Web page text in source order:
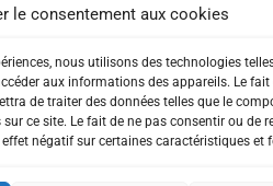
le consentement aux cookies
nous utilisons des technologies
aux informations des appareils. Le fait
de traiter des données telles que le
ce site. Le fait de ne pas consentir ou de
négatif sur certaines caractéristiques et